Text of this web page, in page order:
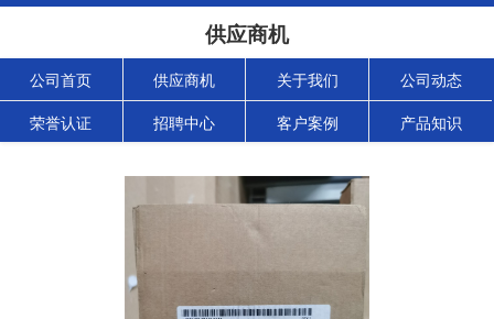
供应商机
公司首页 供应商机 关于我们 公司动态
荣誉认证 招聘中心 客户案例 产品知识